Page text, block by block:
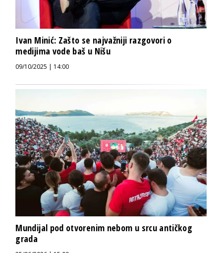
Ivan Minić: Zašto se najvažniji razgovori o
medijima vode baš u Nišu
09/10/2025 | 14:00
Mundijal pod otvorenim nebom u srcu antičkog
grada